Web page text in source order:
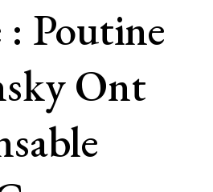
Poutine
Ont